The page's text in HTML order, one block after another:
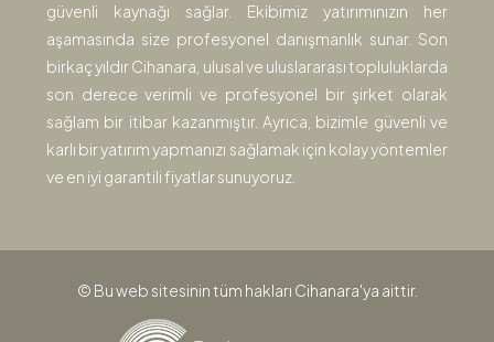
güvenli kaynağı sağlar. Ekibimiz yatırımınızın her
aşamasında size profesyonel danışmanlık sunar. Son
birkaç yıldır Cihanara, ulusal ve uluslararası topluluklarda
son derece verimli ve profesyonel bir şirket olarak
sağlam bir itibar kazanmıştır. Ayrıca, bizimle güvenli ve
karlı bir yatırım yapmanızı sağlamak için kolay yöntemler
ve en iyi garantili fiyatlar sunuyoruz.
© Bu web sitesinin tüm hakları Cihanara'ya aittir.